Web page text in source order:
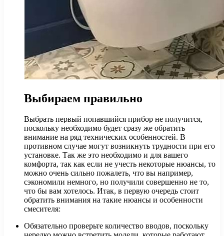
Выбираем правильно
Выбрать первый попавшийся прибор не получится,
поскольку необходимо будет сразу же обратить
внимание на ряд технических особенностей. В
противном случае могут возникнуть трудности при его
установке. Так же это необходимо и для вашего
комфорта, так как если не учесть некоторые нюансы, то
можно очень сильно пожалеть, что вы например,
сэкономили немного, но получили совершенно не то,
что бы вам хотелось. Итак, в первую очередь стоит
обратить внимания на такие нюансы и особенности
смесителя:
Обязательно проверьте количество вводов, поскольку